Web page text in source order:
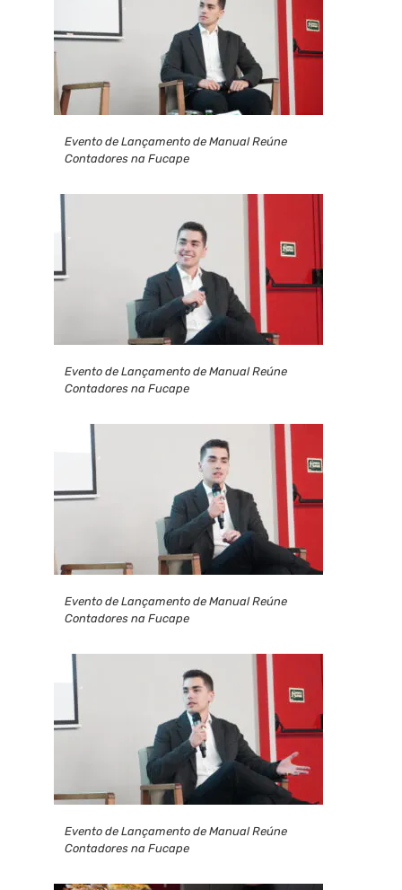
Evento de Lançamento de Manual Reúne
Contadores na Fucape
Evento de Lançamento de Manual Reúne
Contadores na Fucape
Evento de Lançamento de Manual Reúne
Contadores na Fucape
Evento de Lançamento de Manual Reúne
Contadores na Fucape